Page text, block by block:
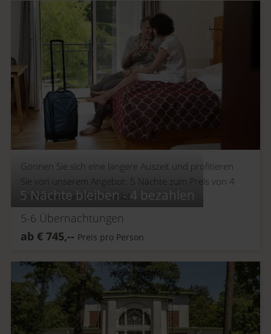
5 Nächte bleiben - 4 bezahlen
Gönnen Sie sich eine längere Auszeit und profitieren
Sie von unserem Angebot: 5 Nächte zum Preis von 4
im RelaxResort Kothmühle!
5-6 Übernachtungen
ab € 745,-- Preis pro Person